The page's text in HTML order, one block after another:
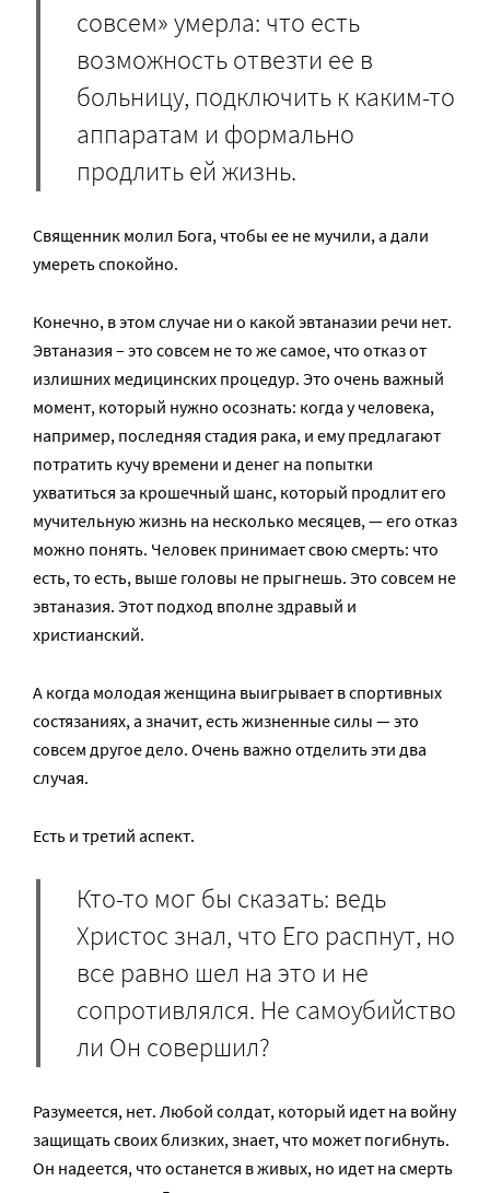
совсем» умерла: что есть
возможность отвезти ее в
больницу, подключить к каким-то
аппаратам и формально
продлить ей жизнь.
Священник молил Бога, чтобы ее не мучили, а дали
умереть спокойно.
Конечно, в этом случае ни о какой эвтаназии речи нет.
Эвтаназия – это совсем не то же самое, что отказ от
излишних медицинских процедур. Это очень важный
момент, который нужно осознать: когда у человека,
например, последняя стадия рака, и ему предлагают
потратить кучу времени и денег на попытки
ухватиться за крошечный шанс, который продлит его
мучительную жизнь на несколько месяцев, — его отказ
можно понять. Человек принимает свою смерть: что
есть, то есть, выше головы не прыгнешь. Это совсем не
эвтаназия. Этот подход вполне здравый и
христианский.
А когда молодая женщина выигрывает в спортивных
состязаниях, а значит, есть жизненные силы — это
совсем другое дело. Очень важно отделить эти два
случая.
Есть и третий аспект.
Кто-то мог бы сказать: ведь
Христос знал, что Его распнут, но
все равно шел на это и не
сопротивлялся. Не самоубийство
ли Он совершил?
Разумеется, нет. Любой солдат, который идет на войну
защищать своих близких, знает, что может погибнуть.
Он надеется, что останется в живых, но идет на смерть